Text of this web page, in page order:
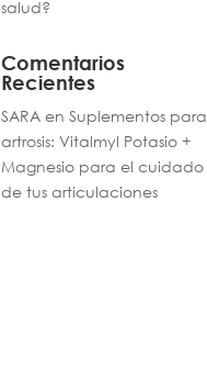
salud?
Comentarios
Recientes
SARA enSuplementos para
artrosis: Vitalmyl Potasio +
Magnesio para el cuidado
de tus articulaciones